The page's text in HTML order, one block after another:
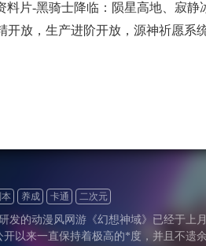
片-黑骑士降临：陨星高地、寂静
放，生产进阶开放，源神祈愿系
养成 卡通 二次元
发的动漫风网游《幻想神域》已经于上
开以来一直保持着极高的*度，并且不遗